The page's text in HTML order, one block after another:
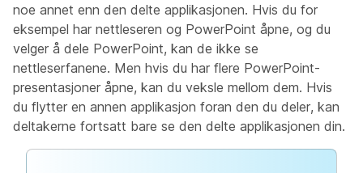
noe annet enn den delte applikasjonen. Hvis du for
eksempel har nettleseren og PowerPoint åpne, og du
velger å dele PowerPoint, kan de ikke se
nettleserfanene. Men hvis du har flere PowerPoint-
presentasjoner åpne, kan du veksle mellom dem. Hvis
du flytter en annen applikasjon foran den du deler, kan
deltakerne fortsatt bare se den delte applikasjonen din.